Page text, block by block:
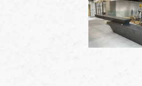
" alt="" />